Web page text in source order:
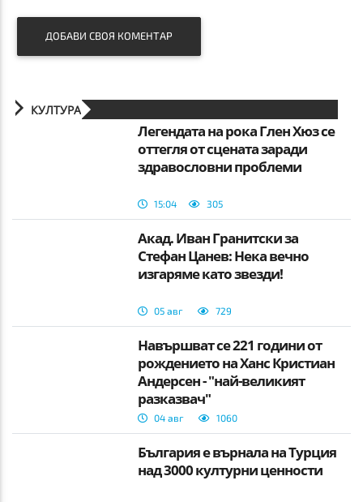
ДОБАВИ СВОЯ КОМЕНТАР
КУЛТУРА
Легендата на рока Глен Хюз се
оттегля от сцената заради
здравословни проблеми
15:04 305
Акад. Иван Гранитски за
Стефан Цанев: Нека вечно
изгаряме като звезди!
05 авг 729
Навършват се 221 години от
рождението на Ханс Кристиан
Андерсен - "най-великият
разказвач"
04 авг 1060
България е върнала на Турция
над 3000 културни ценности